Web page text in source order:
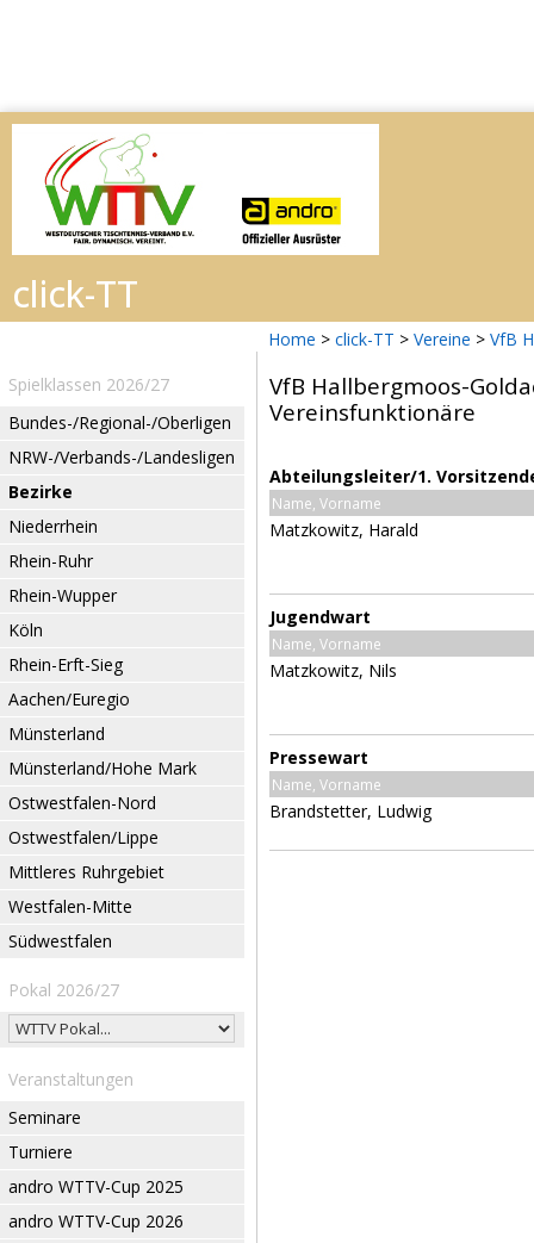
Home > click-TT > Vereine > VfB
Spielklassen 2026/27
Bundes-/Regional-/Oberligen
NRW-/Verbands-/Landesligen
Bezirke
Niederrhein
Rhein-Ruhr
Rhein-Wupper
Köln
Rhein-Erft-Sieg
Aachen/Euregio
Münsterland
Münsterland/Hohe Mark
Ostwestfalen-Nord
Ostwestfalen/Lippe
Mittleres Ruhrgebiet
Westfalen-Mitte
Südwestfalen
Pokal 2026/27
Veranstaltungen
Seminare
Turniere
andro WTTV-Cup 2025
andro WTTV-Cup 2026
VfB Hallbergmoos-
Vereinsfunktionäre
Abteilungsleiter/1.
Name, Vorname
Matzkowitz, Harald
Jugendwart
Name, Vorname
Matzkowitz, Nils
Pressewart
Name, Vorname
Brandstetter, Ludwig